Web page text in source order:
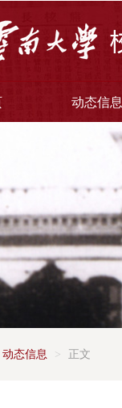
动态信息
动态信息 > 正文